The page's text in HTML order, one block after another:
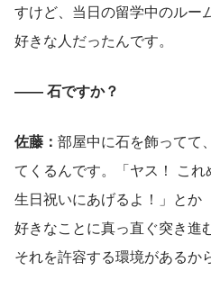
すけど、当日の留学中のルー
好きな人だったんです。
―― 石ですか？
佐藤： 部屋中に石を飾ってて
てくるんです。「ヤス！ こ
生日祝いにあげるよ！」とか
好きなことに真っ直ぐ突き進
それを許容する環境があるか